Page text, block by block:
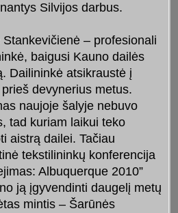
Silvijos darbus.
Stankevičienė – profesionali
baigusi Kauno dailės
Dailininkė atsikraustė į
devynerius metus.
naujoje šalyje nebuvo
tad kuriam laikui teko
aistrą dailei. Tačiau
tekstilininkų konferencija
Albuquerque 2010”
ją įgyvendinti daugelį metų
mintis – Šarūnės